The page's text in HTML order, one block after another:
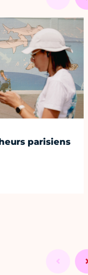
parisiens